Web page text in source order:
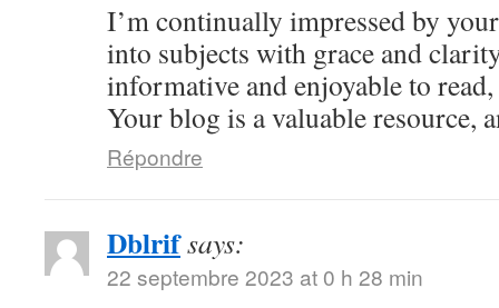
I’m continually impressed by
into subjects with grace and
informative and enjoyable to
Your blog is a valuable resource,
Répondre
Dblrifsays:
22 septembre 2023 at 0 h 28 min